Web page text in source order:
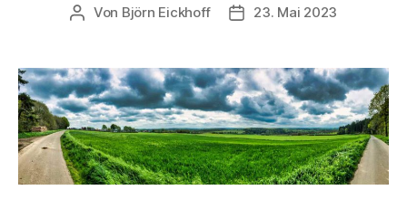
Beitragsautor
Von Björn Eickhoff Veröffentlichungsdatum
23. Mai 2023